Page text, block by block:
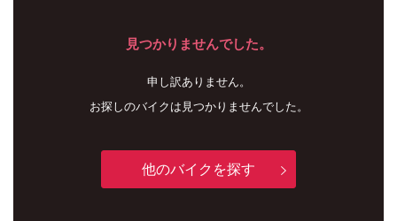
見つかりませんでした。
申し訳ありません。
お探しのバイクは見つかりませんでした。
他のバイクを探す